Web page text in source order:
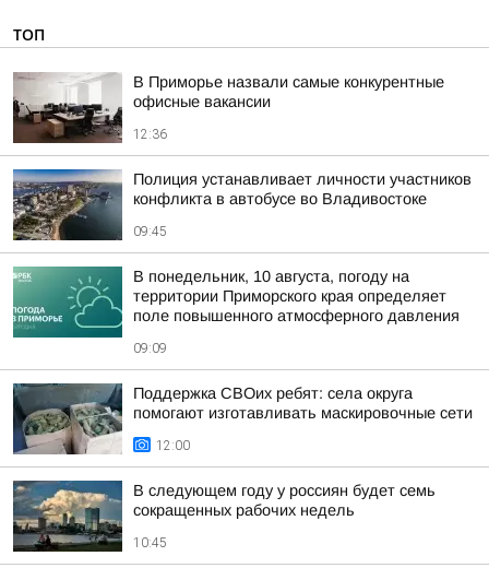
ТОП
В Приморье назвали самые конкурентные
офисные вакансии
12:36
Полиция устанавливает личности участников
конфликта в автобусе во Владивостоке
09:45
В понедельник, 10 августа, погоду на
территории Приморского края определяет
поле повышенного атмосферного давления
09:09
Поддержка СВОих ребят: села округа
помогают изготавливать маскировочные сети
12:00
В следующем году у россиян будет семь
сокращенных рабочих недель
10:45